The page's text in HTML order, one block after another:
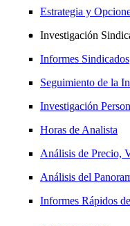
Estrategia y
Investigación
Informes Sindicados
Seguimiento de la
Investigación
Horas de Analista
Análisis de Precio,
Análisis del
Informes Rápidos